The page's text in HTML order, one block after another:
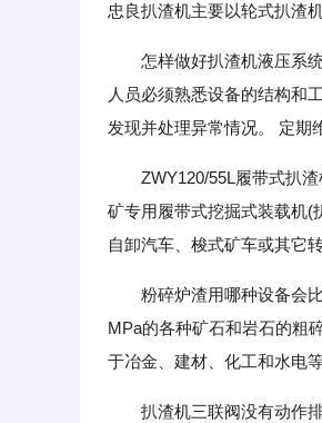
忠良扒渣机主要以轮式扒渣
怎样做好扒渣机液压系
人员必须熟悉设备的结构和
发现并处理异常情况。 定期
ZWY120/55L履带式扒
矿专用履带式挖掘式装载机(
自卸汽车、梭式矿车或其它
粉碎炉渣用哪种设备会
MPa的各种矿石和岩石的粗
于冶金、建材、化工和水电
扒渣机三联阀没有动作